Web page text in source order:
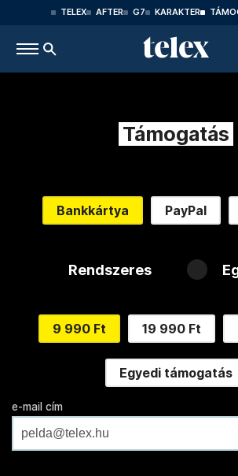
TELEX AFTER G7 KARAKTER
Támogatás
Bankkártya PayPal
Rendszeres
9 990 Ft 19 990 Ft
Egyedi támogatás
e-mail cím